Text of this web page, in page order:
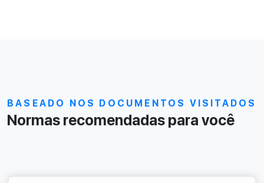
BASEADO NOS DOCUMENTOS VISITADOS
Normas recomendadas para você